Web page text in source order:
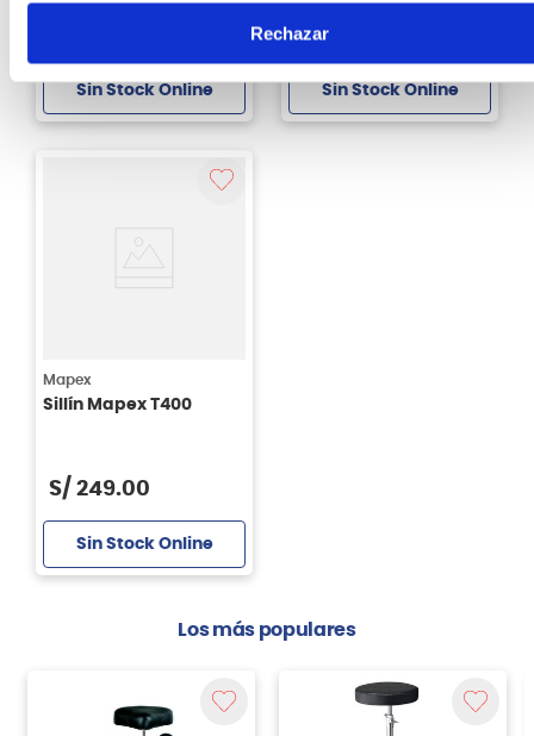
Rechazar
Sin Stock Online
S/ 349
Sin Stock Online
Mapex
Sillín Mapex T400
S/ 249.00
Sin Stock Online
Los más populares